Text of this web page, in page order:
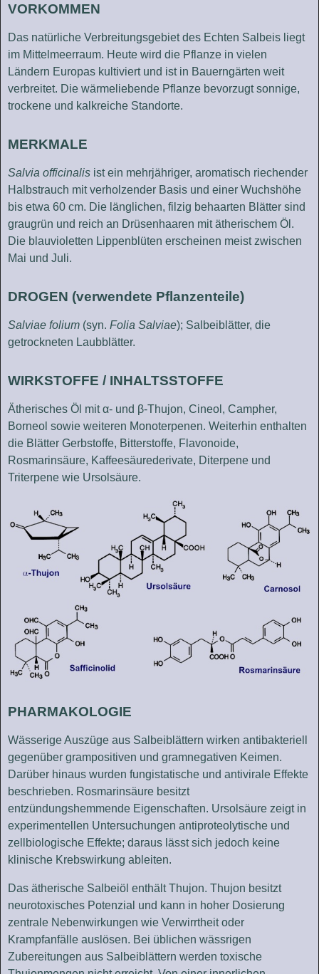
VORKOMMEN
Das natürliche Verbreitungsgebiet des Echten Salbeis liegt
im Mittelmeerraum. Heute wird die Pflanze in vielen
Ländern Europas kultiviert und ist in Bauerngärten weit
verbreitet. Die wärmeliebende Pflanze bevorzugt sonnige,
trockene und kalkreiche Standorte.
MERKMALE
Salvia officinalis ist ein mehrjähriger, aromatisch riechender
Halbstrauch mit verholzender Basis und einer Wuchshöhe
bis etwa 60 cm. Die länglichen, filzig behaarten Blätter sind
graugrün und reich an Drüsenhaaren mit ätherischem Öl.
Die blauvioletten Lippenblüten erscheinen meist zwischen
Mai und Juli.
DROGEN (verwendete Pflanzenteile)
Salviae folium (syn. Folia Salviae); Salbeiblätter, die
getrockneten Laubblätter.
WIRKSTOFFE / INHALTSSTOFFE
Ätherisches Öl mit α- und β-Thujon, Cineol, Campher,
Borneol sowie weiteren Monoterpenen. Weiterhin enthalten
die Blätter Gerbstoffe, Bitterstoffe, Flavonoide,
Rosmarinsäure, Kaffeesäurederivate, Diterpene und
Triterpene wie Ursolsäure.
PHARMAKOLOGIE
Wässerige Auszüge aus Salbeiblättern wirken antibakteriell
gegenüber grampositiven und gramnegativen Keimen.
Darüber hinaus wurden fungistatische und antivirale Effekte
beschrieben. Rosmarinsäure besitzt
entzündungshemmende Eigenschaften. Ursolsäure zeigt in
experimentellen Untersuchungen antiproteolytische und
zellbiologische Effekte; daraus lässt sich jedoch keine
klinische Krebswirkung ableiten.
Das ätherische Salbeiöl enthält Thujon. Thujon besitzt
neurotoxisches Potenzial und kann in hoher Dosierung
zentrale Nebenwirkungen wie Verwirrtheit oder
Krampfanfälle auslösen. Bei üblichen wässrigen
Zubereitungen aus Salbeiblättern werden toxische